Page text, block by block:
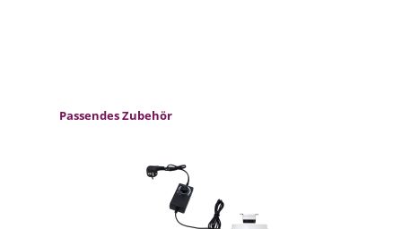
Produktgalerie überspringen
Passendes Zubehör